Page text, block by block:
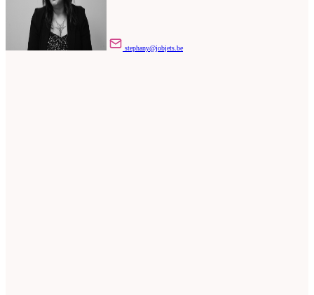
stephany@jobjets.be